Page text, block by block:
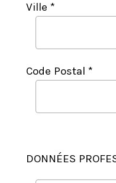
Ville *
Code Postal *
DONNÉES